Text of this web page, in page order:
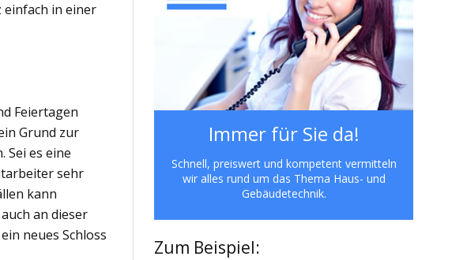
Immer für Sie da!
Schnell, preiswert und kompetent vermitteln
wir alles rund um das Thema Haus- und
Gebäudetechnik.
Zum Beispiel:
einfach in einer
Feiertagen
Grund zur
Sei es eine
sehr
kann
an dieser
neues Schloss